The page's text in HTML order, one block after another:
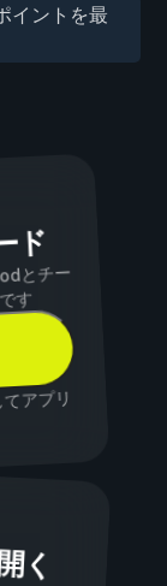
イントを最
ド
とチー
です
アプリ
く